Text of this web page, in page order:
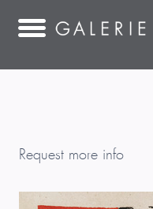
Request more info